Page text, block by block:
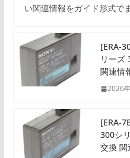
い関連情報をガイド形式で
[ERA-
リーズ
関連情
2026
[ERA-
300シ
交換 関